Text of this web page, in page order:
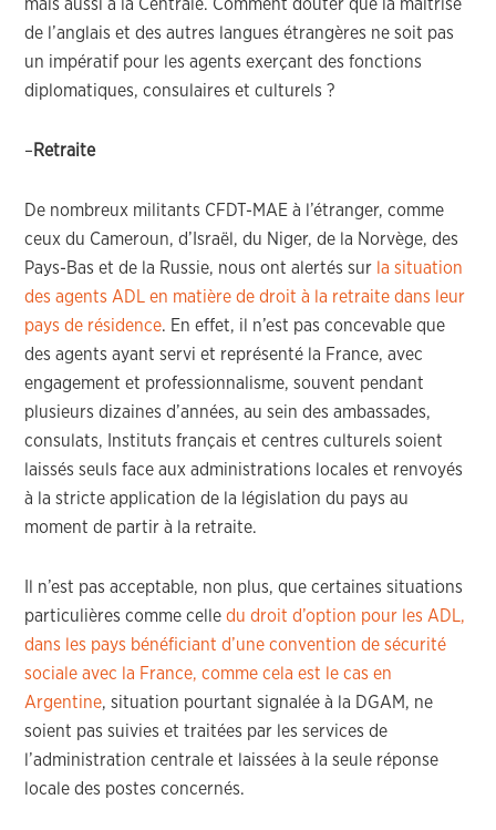
mais aussi à la Centrale. Comment douter que la maîtrise
de l’anglais et des autres langues étrangères ne soit pas
un impératif pour les agents exerçant des fonctions
diplomatiques, consulaires et culturels ?
– Retraite
De nombreux militants CFDT-MAE à l’étranger, comme
ceux du Cameroun, d’Israël, du Niger, de la Norvège, des
Pays-Bas et de la Russie, nous ont alertés sur la situation
des agents ADL en matière de droit à la retraite dans leur
pays de résidence. En effet, il n’est pas concevable que
des agents ayant servi et représenté la France, avec
engagement et professionnalisme, souvent pendant
plusieurs dizaines d’années, au sein des ambassades,
consulats, Instituts français et centres culturels soient
laissés seuls face aux administrations locales et renvoyés
à la stricte application de la législation du pays au
moment de partir à la retraite.
Il n’est pas acceptable, non plus, que certaines situations
particulières comme celledu droit d’option pour les ADL,
dans les pays bénéficiant d’une convention de sécurité
sociale avec la France, comme cela est le cas en
Argentine, situation pourtant signalée à la DGAM, ne
soient pas suivies et traitées par les services de
l’administration centrale et laissées à la seule réponse
locale des postes concernés.